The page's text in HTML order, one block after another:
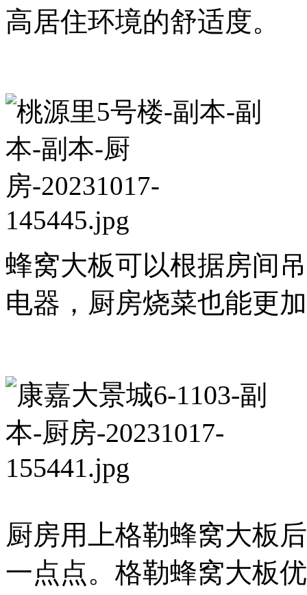
高居住环境的舒适度。
蜂窝大板可以根据房间
电器，厨房烧菜也能更
厨房用上格勒蜂窝大板
一点点。格勒蜂窝大板